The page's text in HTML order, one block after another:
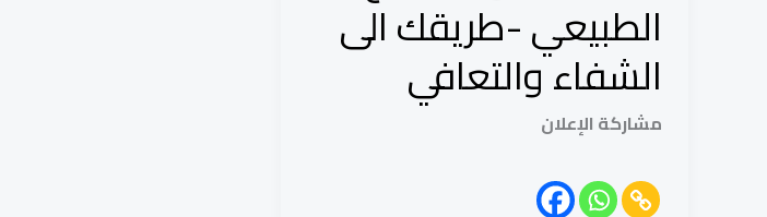
الطبيعي -طريقك الى
الشفاء والتعافي
مشاركة الإعلان
-طريقك
الى
الشفاء
والتعافي